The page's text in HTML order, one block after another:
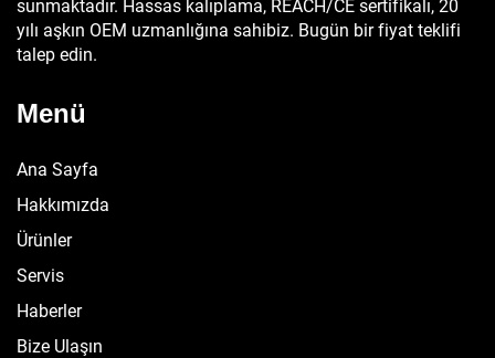
sunmaktadır. Hassas kalıplama, REACH/CE sertifikalı, 20
yılı aşkın OEM uzmanlığına sahibiz. Bugün bir fiyat teklifi
talep edin.
Menü
Ana Sayfa
Hakkımızda
Ürünler
Servis
Haberler
Bize Ulaşın